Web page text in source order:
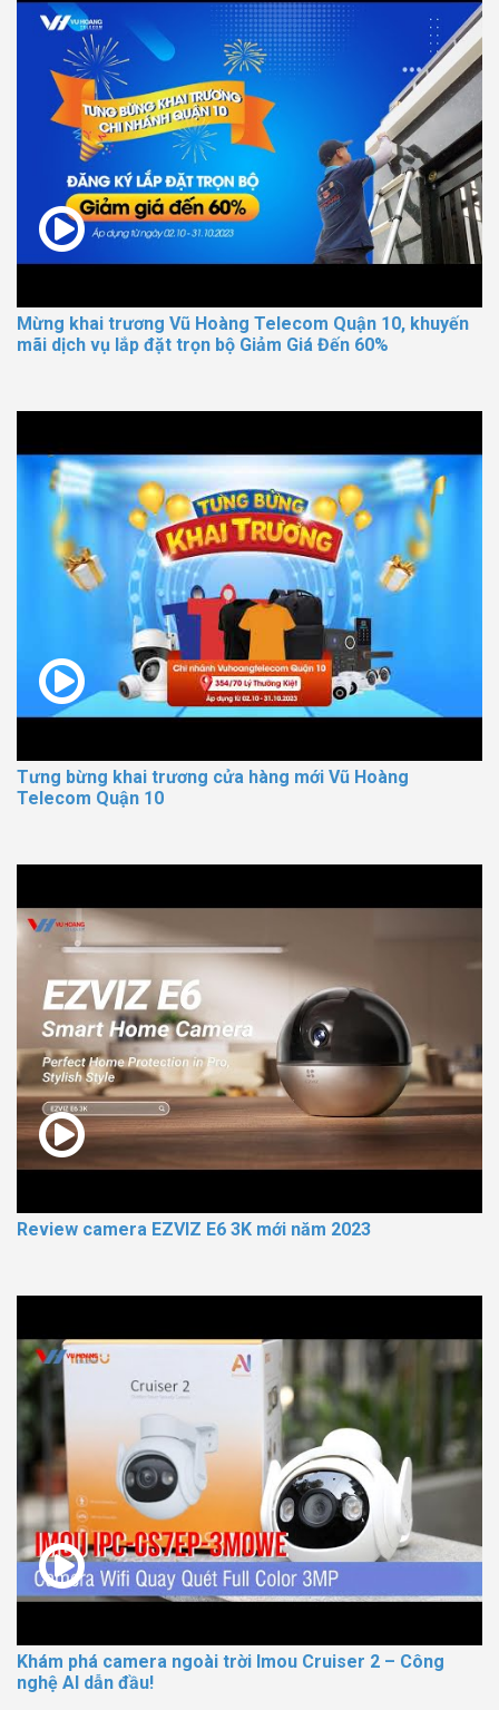
Mừng khai trương Vũ Hoàng Telecom Quận 10, khuyến
mãi dịch vụ lắp đặt trọn bộ Giảm Giá Đến 60%
Tưng bừng khai trương cửa hàng mới Vũ Hoàng
Telecom Quận 10
Review camera EZVIZ E6 3K mới năm 2023
Khám phá camera ngoài trời Imou Cruiser 2 – Công
nghệ AI dẫn đầu!